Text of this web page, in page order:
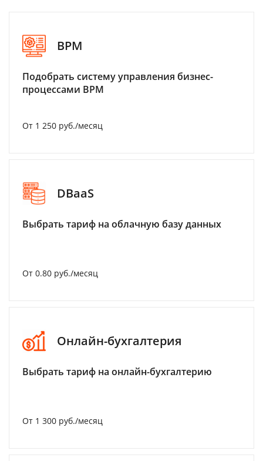
BPM
Подобрать систему управления бизнес-
процессами BPM
От 1 250 руб./месяц
DBaaS
Выбрать тариф на облачную базу данных
От 0.80 руб./месяц
Онлайн-бухгалтерия
Выбрать тариф на онлайн-бухгалтерию
От 1 300 руб./месяц